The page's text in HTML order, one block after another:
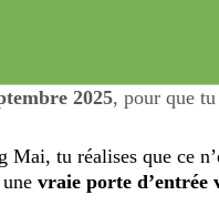
2025, pour que
Mai, tu réalises que ce
unevraie porte d’entrée